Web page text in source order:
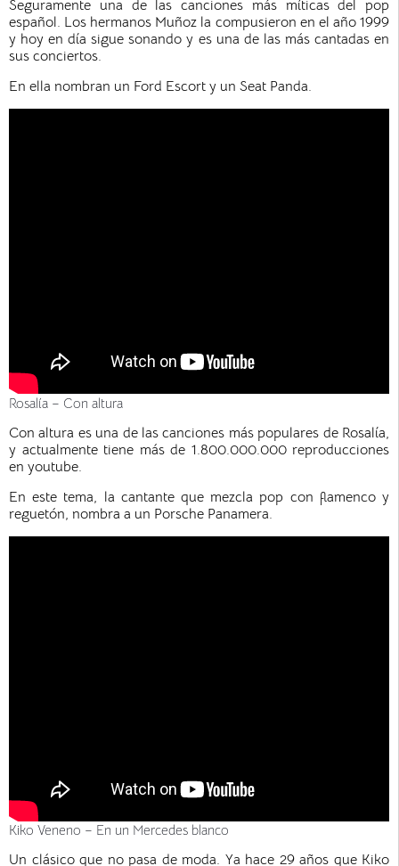
Seguramente una de las canciones más míticas del pop
español. Los hermanos Muñoz la compusieron en el año 1999
y hoy en día sigue sonando y es una de las más cantadas en
sus conciertos.
En ella nombran un Ford Escort y un Seat Panda.
Rosalía – Con altura
Con altura es una de las canciones más populares de Rosalía,
y actualmente tiene más de 1.800.000.000 reproducciones
en youtube.
En este tema, la cantante que mezcla pop con flamenco y
reguetón, nombra a un Porsche Panamera.
Kiko Veneno – En un Mercedes blanco
Un clásico que no pasa de moda. Ya hace 29 años que Kiko